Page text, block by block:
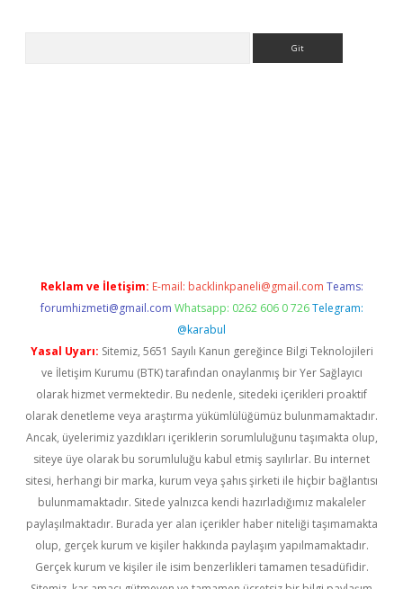
Reklam ve İletişim: E-mail: backlinkpaneli@gmail.com Teams:
forumhizmeti@gmail.com Whatsapp: 0262 606 0 726 Telegram:
@karabul
Yasal Uyarı: Sitemiz, 5651 Sayılı Kanun gereğince Bilgi Teknolojileri
ve İletişim Kurumu (BTK) tarafından onaylanmış bir Yer Sağlayıcı
olarak hizmet vermektedir. Bu nedenle, sitedeki içerikleri proaktif
olarak denetleme veya araştırma yükümlülüğümüz bulunmamaktadır.
Ancak, üyelerimiz yazdıkları içeriklerin sorumluluğunu taşımakta olup,
siteye üye olarak bu sorumluluğu kabul etmiş sayılırlar. Bu internet
sitesi, herhangi bir marka, kurum veya şahıs şirketi ile hiçbir bağlantısı
bulunmamaktadır. Sitede yalnızca kendi hazırladığımız makaleler
paylaşılmaktadır. Burada yer alan içerikler haber niteliği taşımamakta
olup, gerçek kurum ve kişiler hakkında paylaşım yapılmamaktadır.
Gerçek kurum ve kişiler ile isim benzerlikleri tamamen tesadüfidir.